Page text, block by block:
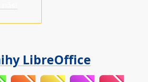
LibreOffice